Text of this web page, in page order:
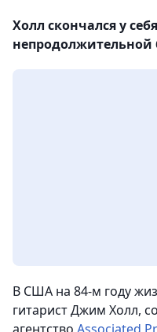
Холл скончался у
непродолжительной
В США на 84-м году
гитарист Джим Холл,